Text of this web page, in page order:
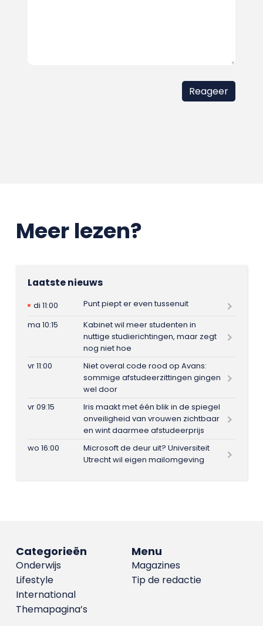
Meer lezen?
Laatste nieuws
di 11:00
Punt piept er even tussenuit
ma 10:15
Kabinet wil meer studenten in
nuttige studierichtingen, maar zegt
nog niet hoe
vr 11:00
Niet overal code rood op Avans:
sommige afstudeerzittingen gingen
wel door
vr 09:15
Iris maakt met één blik in de spiegel
onveiligheid van vrouwen zichtbaar
en wint daarmee afstudeerprijs
wo 16:00
Microsoft de deur uit? Universiteit
Utrecht wil eigen mailomgeving
Menu
Magazines
Tip de redactie
Categorieën
Onderwijs
Lifestyle
International
Themapagina’s